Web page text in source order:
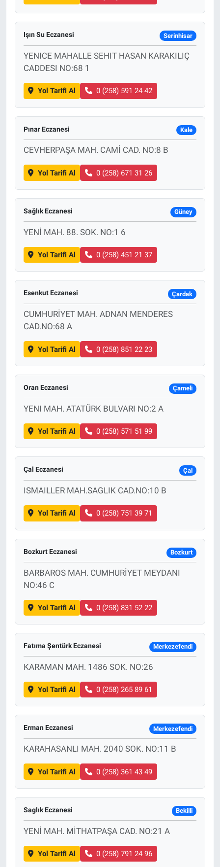
Işın Su Eczanesi Serinhisar
YENICE MAHALLE SEHIT HASAN KARAKILIÇ
CADDESI NO:68 1
Yol Tarifi Al 0 (258) 591 24 42
Pınar Eczanesi Kale
CEVHERPAŞA MAH. CAMİ CAD. NO:8 B
Yol Tarifi Al 0 (258) 671 31 26
Sağlık Eczanesi Güney
YENİ MAH. 88. SOK. NO:1 6
Yol Tarifi Al 0 (258) 451 21 37
Esenkut Eczanesi Çardak
CUMHURİYET MAH. ADNAN MENDERES
CAD.NO:68 A
Yol Tarifi Al 0 (258) 851 22 23
Oran Eczanesi Çameli
YENI MAH. ATATÜRK BULVARI NO:2 A
Yol Tarifi Al 0 (258) 571 51 99
Çal Eczanesi Çal
ISMAILLER MAH.SAGLIK CAD.NO:10 B
Yol Tarifi Al 0 (258) 751 39 71
Bozkurt Eczanesi Bozkurt
BARBAROS MAH. CUMHURİYET MEYDANI
NO:46 C
Yol Tarifi Al 0 (258) 831 52 22
Fatıma Şentürk Eczanesi Merkezefendi
KARAMAN MAH. 1486 SOK. NO:26
Yol Tarifi Al 0 (258) 265 89 61
Erman Eczanesi Merkezefendi
KARAHASANLI MAH. 2040 SOK. NO:11 B
Yol Tarifi Al 0 (258) 361 43 49
Saglık Eczanesi Bekilli
YENİ MAH. MİTHATPAŞA CAD. NO:21 A
Yol Tarifi Al 0 (258) 791 24 96